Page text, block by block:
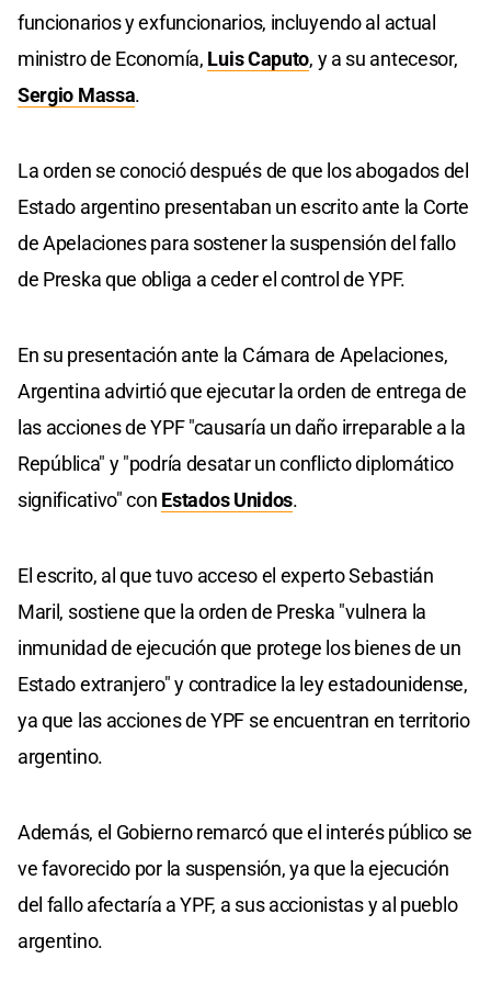
funcionarios y exfuncionarios, incluyendo al actual
ministro de Economía, Luis Caputo, y a su antecesor,
Sergio Massa.
La orden se conoció después de que los abogados del
Estado argentino presentaban un escrito ante la Corte
de Apelaciones para sostener la suspensión del fallo
de Preska que obliga a ceder el control de YPF.
En su presentación ante la Cámara de Apelaciones,
Argentina advirtió que ejecutar la orden de entrega de
las acciones de YPF "causaría un daño irreparable a la
República" y "podría desatar un conflicto diplomático
significativo" con Estados Unidos.
El escrito, al que tuvo acceso el experto Sebastián
Maril, sostiene que la orden de Preska "vulnera la
inmunidad de ejecución que protege los bienes de un
Estado extranjero" y contradice la ley estadounidense,
ya que las acciones de YPF se encuentran en territorio
argentino.
Además, el Gobierno remarcó que el interés público se
ve favorecido por la suspensión, ya que la ejecución
del fallo afectaría a YPF, a sus accionistas y al pueblo
argentino.